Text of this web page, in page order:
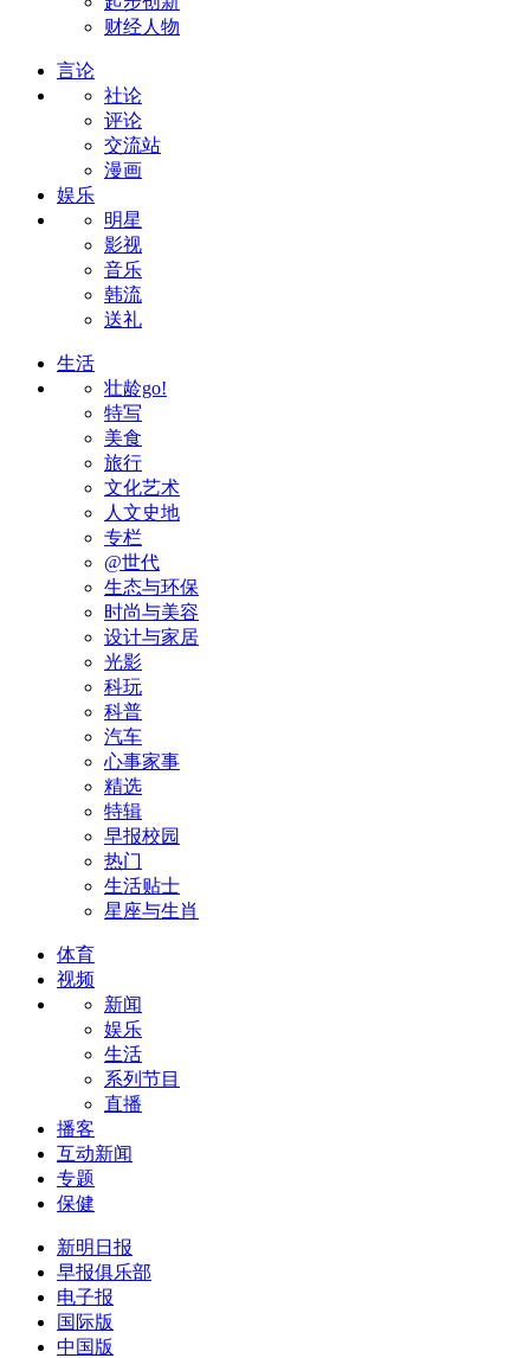
财经人物
言论
社论
评论
交流站
漫画
娱乐
明星
影视
音乐
韩流
送礼
生活
壮龄go!
特写
美食
旅行
文化艺术
人文史地
专栏
@世代
生态与环保
时尚与美容
设计与家居
光影
科玩
科普
汽车
心事家事
精选
特辑
早报校园
热门
生活贴士
星座与生肖
体育
视频
新闻
娱乐
生活
系列节目
直播
播客
互动新闻
专题
保健
新明日报
早报俱乐部
电子报
国际版
中国版